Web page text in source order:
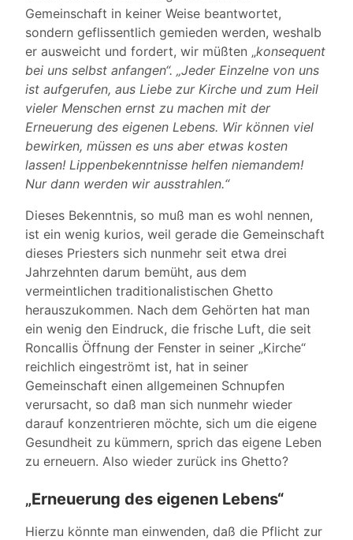
Gemeinschaft in keiner Weise beantwortet,
sondern geflissentlich gemieden werden, weshalb
er ausweicht und fordert, wir müßten „konsequent
bei uns selbst anfangen“. „Jeder Einzelne von uns
ist aufgerufen, aus Liebe zur Kirche und zum Heil
vieler Menschen ernst zu machen mit der
Erneuerung des eigenen Lebens. Wir können viel
bewirken, müssen es uns aber etwas kosten
lassen! Lippenbekenntnisse helfen niemandem!
Nur dann werden wir ausstrahlen.“
Dieses Bekenntnis, so muß man es wohl nennen,
ist ein wenig kurios, weil gerade die Gemeinschaft
dieses Priesters sich nunmehr seit etwa drei
Jahrzehnten darum bemüht, aus dem
vermeintlichen traditionalistischen Ghetto
herauszukommen. Nach dem Gehörten hat man
ein wenig den Eindruck, die frische Luft, die seit
Roncallis Öffnung der Fenster in seiner „Kirche“
reichlich eingeströmt ist, hat in seiner
Gemeinschaft einen allgemeinen Schnupfen
verursacht, so daß man sich nunmehr wieder
darauf konzentrieren möchte, sich um die eigene
Gesundheit zu kümmern, sprich das eigene Leben
zu erneuern. Also wieder zurück ins Ghetto?
„Erneuerung des eigenen Lebens“
Hierzu könnte man einwenden, daß die Pflicht zur